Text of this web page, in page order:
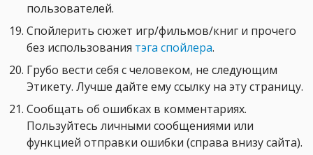
пользователей.
Спойлерить сюжет игр/фильмов/книг и прочего
без использования тэга спойлера.
Грубо вести себя с человеком, не следующим
Этикету. Лучше дайте ему ссылку на эту страницу.
Сообщать об ошибках в комментариях.
Пользуйтесь личными сообщениями или
функцией отправки ошибки (справа внизу сайта).